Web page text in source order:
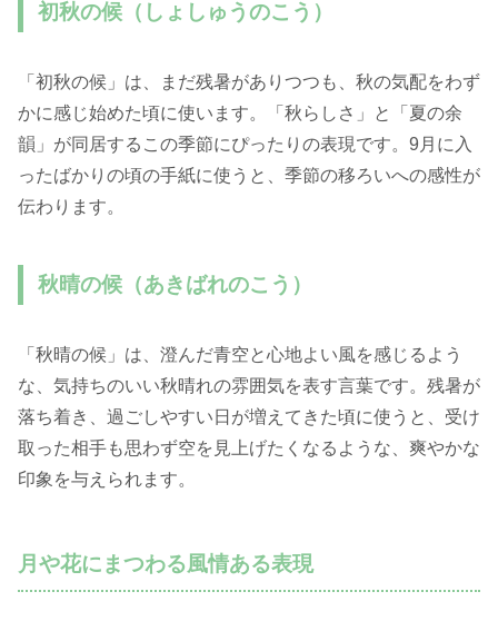
初秋の候（しょしゅうのこう）
「初秋の候」は、まだ残暑がありつつも、秋の気配をわず
かに感じ始めた頃に使います。「秋らしさ」と「夏の余
韻」が同居するこの季節にぴったりの表現です。9月に入
ったばかりの頃の手紙に使うと、季節の移ろいへの感性が
伝わります。
秋晴の候（あきばれのこう）
「秋晴の候」は、澄んだ青空と心地よい風を感じるよう
な、気持ちのいい秋晴れの雰囲気を表す言葉です。残暑が
落ち着き、過ごしやすい日が増えてきた頃に使うと、受け
取った相手も思わず空を見上げたくなるような、爽やかな
印象を与えられます。
月や花にまつわる風情ある表現